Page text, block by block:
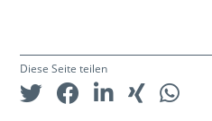
Diese Seite teilen